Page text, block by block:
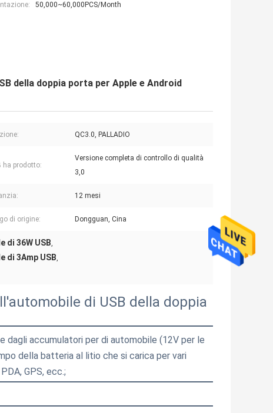
50,000~60,000PCS/Month
della doppia porta per Apple e Android
QC3.0, PALLADIO
ha prodotto:
Versione completa di controllo di qualità
3,0
12 mesi
di origine: Dongguan, Cina
36W USB,
3Amp USB,
di USB della doppia
dagli accumulatori per di automobile (12V per le
della batteria al litio che si carica per vari
GPS, ecc.;